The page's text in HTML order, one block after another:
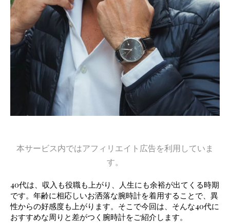
本サービス内ではアフィリエイト広告を利用していま
す。
40代は、収入も役職も上がり、人生にも余裕が出てくる時期
です。年齢に相応しいお洒落な腕時計を着用することで、異
性からの好感度も上がります。そこで今回は、そんな40代に
おすすめな周りと差がつく腕時計をご紹介します。